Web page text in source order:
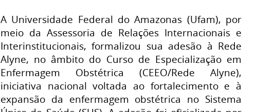
A Universidade Federal do Amazonas (Ufam), por
meio da Assessoria de Relações Internacionais e
Interinstitucionais, formalizou sua adesão à Rede
Alyne, no âmbito do Curso de Especialização em
Enfermagem Obstétrica (CEEO/Rede Alyne),
iniciativa nacional voltada ao fortalecimento e à
expansão da enfermagem obstétrica no Sistema